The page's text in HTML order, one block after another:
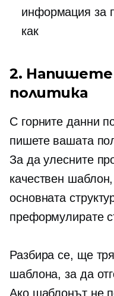
информация за
как
2.
политика
С горните данни
пишете вашата
За да улесните
качествен
основната
преформулирате
Разбира се, ще
шаблона, за да
Ако шаблонът не